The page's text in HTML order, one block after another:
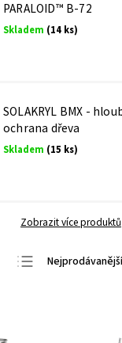
PARALOID™ B-72
Skladem (14 ks)
SOLAKRYL BMX -
ochrana dřeva
Skladem (15 ks)
Zobrazit více produktů